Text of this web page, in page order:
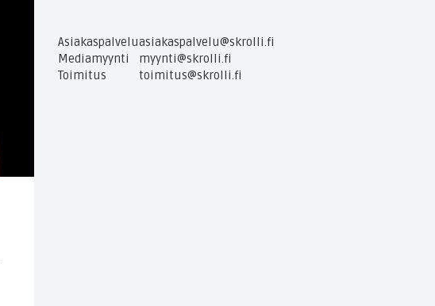
Asiakaspalveluasiakaspalvelu@skrolli.fi
Mediamyynti
myynti@skrolli.fi
Toimitus
toimitus@skrolli.fi